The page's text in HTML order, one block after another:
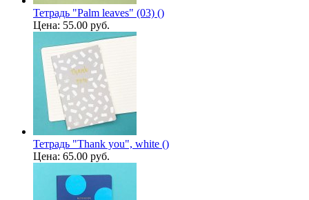
Тетрадь "Palm leaves" (03) ()
Цена: 55.00 руб.
Тетрадь "Thank you", white ()
Цена: 65.00 руб.